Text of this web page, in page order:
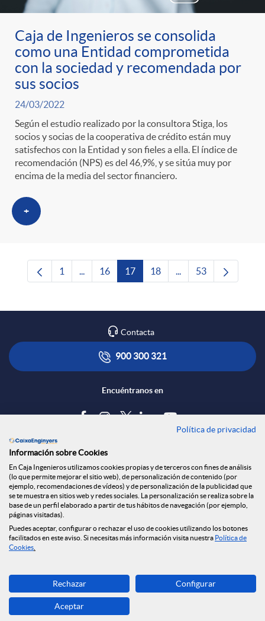
Caja de Ingenieros se consolida
como una Entidad comprometida
con la sociedad y recomendada por
sus socios
24/03/2022
Según el estudio realizado por la consultora Stiga, los
socios y socias de la cooperativa de crédito están muy
satisfechos con la Entidad y son fieles a ella. El índice de
recomendación (NPS) es del 46,9%, y se sitúa muy por
encima de la media del sector financiero.
+
Página
1 ...Páginas intermedias Use TAB para
Página
16 Página
17 Página
18 ...Páginas intermedias
Página
53
Contacta
900 300 321
Encuéntranos en
Tablón de anuncios
Política de cookies
Aviso legal
Seguridad Online
Privacidad
Canal denuncias
Descarga ahora
Banca MOBILE
© Grupo Caja Ingenieros 2026
Política de privacidad
Información sobre Cookies
En Caja Ingenieros utilizamos cookies propias y de terceros con fines de análisis
(lo que permite mejorar el sitio web), de personalización de contenido (por
ejemplo, recomendaciones de vídeos) y de personalización de la publicidad que
se te muestra en sitios web y redes sociales. La personalización se realiza sobre la
base de un perfil elaborado a partir de tus hábitos de navegación (por ejemplo,
páginas visitadas).
Puedes aceptar, configurar o rechazar el uso de cookies utilizando los botones
facilitados en este aviso. Si necesitas más información visita nuestra Política de
Cookies
Rechazar Configurar
Aceptar